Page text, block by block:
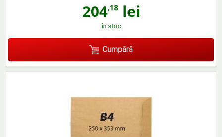
204,18 lei
în stoc
Cumpără